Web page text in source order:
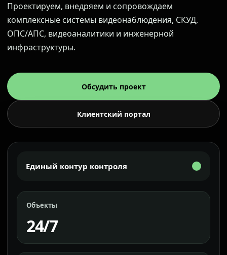
Проектируем, внедряем и сопровождаем
комплексные системы видеонаблюдения, СКУД,
ОПС/АПС, видеоаналитики и инженерной
инфраструктуры.
Обсудить проект
Клиентский портал
Единый контур контроля
Объекты
24/7